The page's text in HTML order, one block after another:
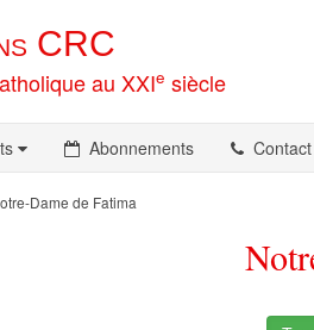
CRC
au XXIe siècle
Abonnements Contact
Dame de Fatima